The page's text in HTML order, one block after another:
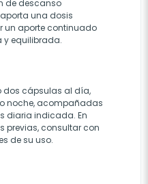
de descanso
una dosis
un aporte continuado
y equilibrada.
dos cápsulas al día,
noche, acompañadas
diaria indicada. En
previas, consultar con
de su uso.